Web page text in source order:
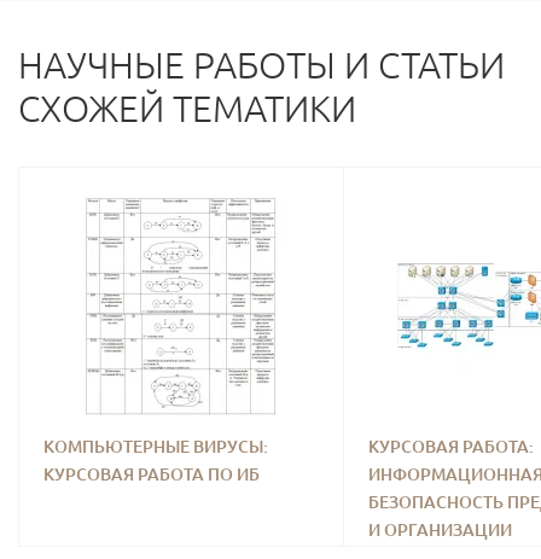
НАУЧНЫЕ РАБОТЫ И СТАТЬИ
СХОЖЕЙ ТЕМАТИКИ
КОМПЬЮТЕРНЫЕ ВИРУСЫ:
КУРСОВАЯ РАБОТА ПО ИБ
КУРСОВАЯ РАБОТА:
БЕЗОПАСНОСТЬ
И ОРГАНИЗАЦИИ